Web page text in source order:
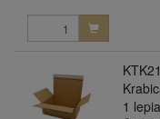
KTK21
1